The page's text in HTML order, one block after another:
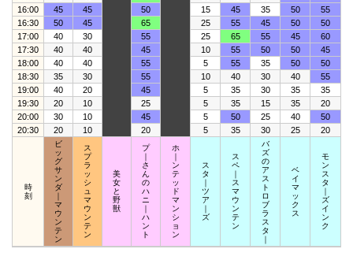
16:00
45 45 50 15 45 35 50
55
16:30
50 45 65 25 55 45 50
50
17:00
40 30 55 25 65 55 45
60
17:30
40 40 45 10 55 50 50
45
18:00
40 40 55 5 55 35 50
50
18:30
35 30 55 10 40 30 40
55
19:00
40 20 45 5 35 30 35
35
19:30
20 10 25 5 35 15 35
20
20:00
30 10 45 5 50 25 40
50
20:30
20 10 20 5 35 30 25 20
時
刻
ビ
ッ
グ
サ
ン
ダ
｜
マ
ウ
ン
テ
ン
ス
プ
ラ
ッ
シ
ュ
マ
ウ
ン
テ
ン
美
女
と
野
獣
プ
｜
さ
ん
の
ハ
ニ
｜
ハ
ン
ト
ホ
｜
ン
テ
ッ
ド
マ
ン
シ
ョ
ン
ス
タ
｜
ツ
ア
｜
ズ
ス
ペ
｜
ス
マ
ウ
ン
テ
ン
バ
ズ
の
ア
ス
ト
ロ
ブ
ラ
ス
タ
｜
ベ
イ
マ
ッ
ク
ス
モ
ン
ス
タ
｜
ズ
イ
ン
ク